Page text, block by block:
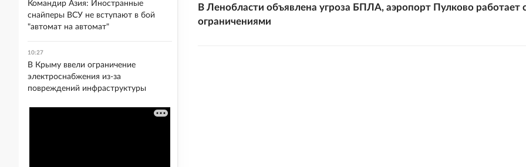
В Ленобласти объявлена угроза БПЛА, аэропорт Пулково работает
ограничениями
Командир Азия: Иностранные
снайперы ВСУ не вступают в бой
"автомат на автомат"
10:27
В Крыму ввели ограничение
электроснабжения из-за
повреждений инфраструктуры